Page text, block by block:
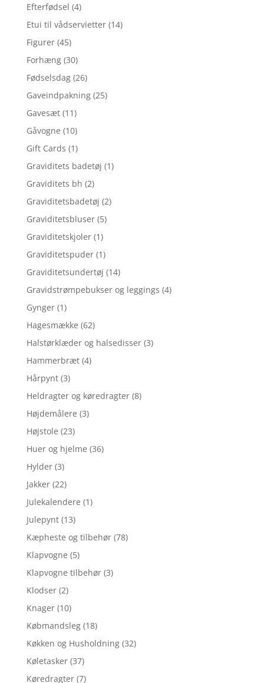
Efterfødsel (4)
Etui til vådservietter (14)
Figurer (45)
Forhæng (30)
Fødselsdag (26)
Gaveindpakning (25)
Gavesæt (11)
Gåvogne (10)
Gift Cards (1)
Graviditets badetøj (1)
Graviditets bh (2)
Graviditetsbadetøj (2)
Graviditetsbluser (5)
Graviditetskjoler (1)
Graviditetspuder (1)
Graviditetsundertøj (14)
Gravidstrømpebukser og leggings (4)
Gynger (1)
Hagesmække (62)
Halstørklæder og halsedisser (3)
Hammerbræt (4)
Hårpynt (3)
Heldragter og køredragter (8)
Højdemålere (3)
Højstole (23)
Huer og hjelme (36)
Hylder (3)
Jakker (22)
Julekalendere (1)
Julepynt (13)
Kæpheste og tilbehør (78)
Klapvogne (5)
Klapvogne tilbehør (3)
Klodser (2)
Knager (10)
Købmandsleg (18)
Køkken og Husholdning (32)
Køletasker (37)
Køredragter (7)